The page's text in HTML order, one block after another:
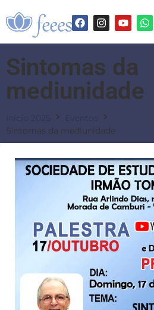
Sintomas da
mediunidade
Sintomas da mediunidade